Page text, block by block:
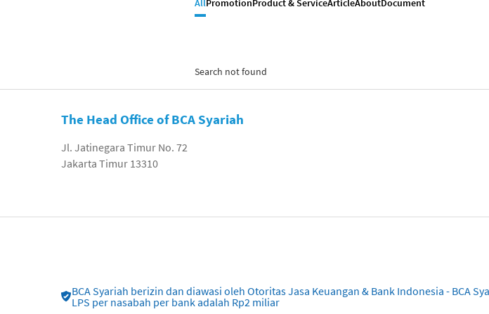
AllPromotionProduct & ServiceArticleAboutDocument
Search not found
The Head Office of BCA Syariah
Jl. Jatinegara Timur No. 72
Jakarta Timur 13310
BCA Syariah berizin dan diawasi oleh Otoritas Jasa Keuangan & Bank Indonesia - BCA
LPS per nasabah per bank adalah Rp2 miliar